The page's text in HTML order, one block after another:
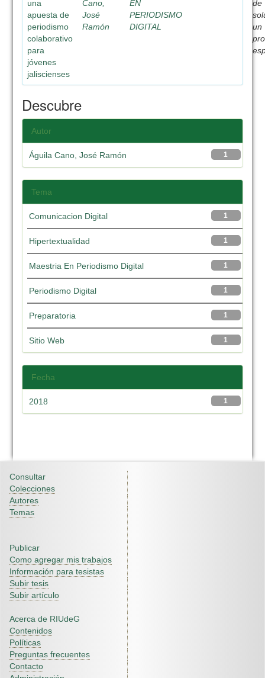
una
apuesta de
periodismo
colaborativo
para
jóvenes
jaliscienses
Cano,
José
Ramón
EN
PERIODISMO
DIGITAL
de
un
Descubre
Autor
1
Águila Cano, José Ramón
Tema
1
Comunicacion Digital
1
Hipertextualidad
1
Maestria En Periodismo Digital
1
Periodismo Digital
1
Preparatoria
1
Sitio Web
Fecha
1
2018
Consultar
Colecciones
Autores
Temas
Publicar
Como agregar mis trabajos
Información para tesistas
Subir tesis
Subir artículo
Acerca de RIUdeG
Contenidos
Políticas
Preguntas frecuentes
Contacto